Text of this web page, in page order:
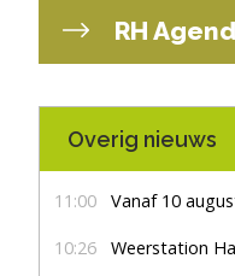
RH
Overig nieuws
11:00 Vanaf 10 augustus,
10:26 Weerstation